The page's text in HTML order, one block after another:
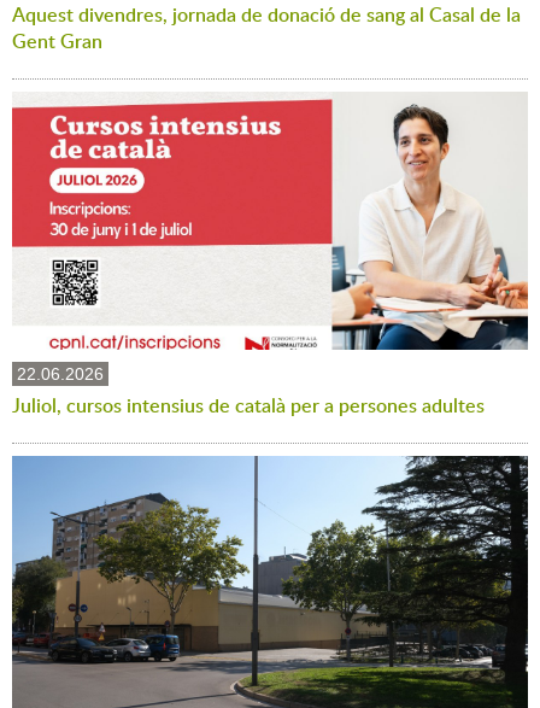
Aquest divendres, jornada de donació de sang al Casal de la
Gent Gran
22.06.2026
Juliol, cursos intensius de català per a persones adultes